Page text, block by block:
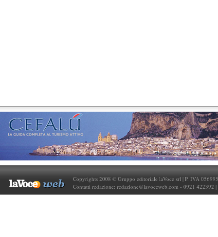
Copyrights 2008 © Gruppo editoriale laVoce srl | P. IVA
Contatti redazione: redazione@lavoceweb.com - 0921 422392 |